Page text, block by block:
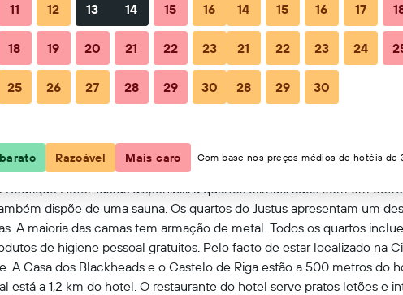
Boutique Hotel Justus disponibiliza quartos climatizados com um
dispõe de uma sauna. Os quartos do Justus apresentam um
A maioria das camas tem armação de metal. Todos os quartos
de higiene pessoal gratuitos. Pelo facto de estar localizado na
A Casa dos Blackheads e o Castelo de Riga estão a 500 metros do
está a 1,2 km do hotel. O restaurante do hotel serve pratos letões e
Mostrar no mapa
11 12 13 14 15 16
18 19 20 21 22 23
25 26 27 28 29 30
14 15 16 17
21 22 23 24
28 29 30
Razoável Mais caro Com base nos preços médios de hotéis de